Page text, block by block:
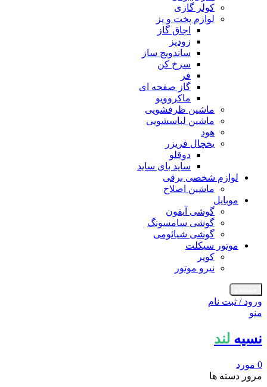
کولر گازی
لوازم پخت و پز
اجاق گاز
زودپز
ساندویچ ساز
سرخ کن
فر
گاز صفحه ای
ماکروویو
ماشین ظرفشویی
ماشین لباسشویی
هود
یخچال فریزر
دوقلو
ساید بای ساید
لوازم شخصی برقی
ماشین اصلاح
موبایل
گوشی آیفون
گوشی سامسونگ
گوشی شیائومی
موتور سیکلت
کویر
نیرو موتور
ورود / ثبت نام
منو
نسیه لند
0 مورد
مرور دسته ها